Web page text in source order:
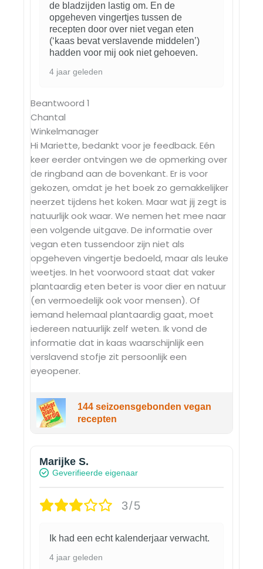
de bladzijden lastig om. En de
opgeheven vingertjes tussen de
recepten door over niet vegan eten
(‘kaas bevat verslavende middelen’)
hadden voor mij ook niet gehoeven.
4 jaar geleden
Beantwoord 1
Chantal
Winkelmanager
Hi Mariette, bedankt voor je feedback. Eén
keer eerder ontvingen we de opmerking over
de ringband aan de bovenkant. Er is voor
gekozen, omdat je het boek zo gemakkelijker
neerzet tijdens het koken. Maar wat jij zegt is
natuurlijk ook waar. We nemen het mee naar
een volgende uitgave. De informatie over
vegan eten tussendoor zijn niet als
opgeheven vingertje bedoeld, maar als leuke
weetjes. In het voorwoord staat dat vaker
plantaardig eten beter is voor dier en natuur
(en vermoedelijk ook voor mensen). Of
iemand helemaal plantaardig gaat, moet
iedereen natuurlijk zelf weten. Ik vond de
informatie dat in kaas waarschijnlijk een
verslavend stofje zit persoonlijk een
eyeopener.
144 seizoensgebonden vegan
recepten
Marijke S.
Geverifieerde eigenaar
3/5
Ik had een echt kalenderjaar verwacht.
4 jaar geleden